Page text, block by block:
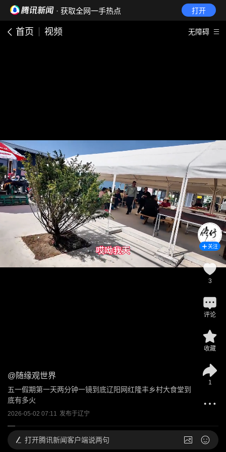
· 获取全网一手热点 打开
首页 视频 无障碍
@随缘观世界
五一假期第一天两分钟一镜到底辽阳网红隆丰乡村大食堂到
底有多火
2026-05-02 07:11 发布于辽宁
关注
3
评论
收藏
1
打开腾讯新闻客户端说两句